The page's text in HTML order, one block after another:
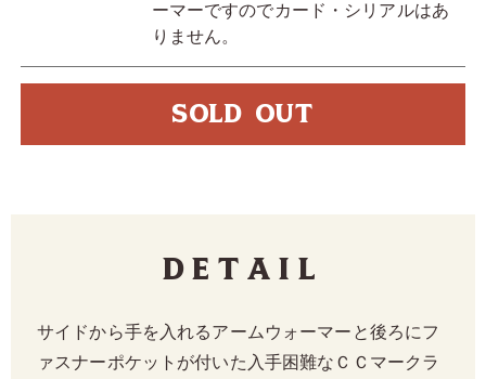
ーマーですのでカード・シリアルはあ
りません。
SOLD OUT
Detail
サイドから手を入れるアームウォーマーと後ろにフ
ァスナーポケットが付いた入手困難なＣＣマークラ